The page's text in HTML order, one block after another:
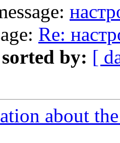
Re:
sorted by: [
about